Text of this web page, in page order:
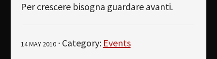
Per crescere bisogna guardare avanti.
14 MAY 2010· Category: Events